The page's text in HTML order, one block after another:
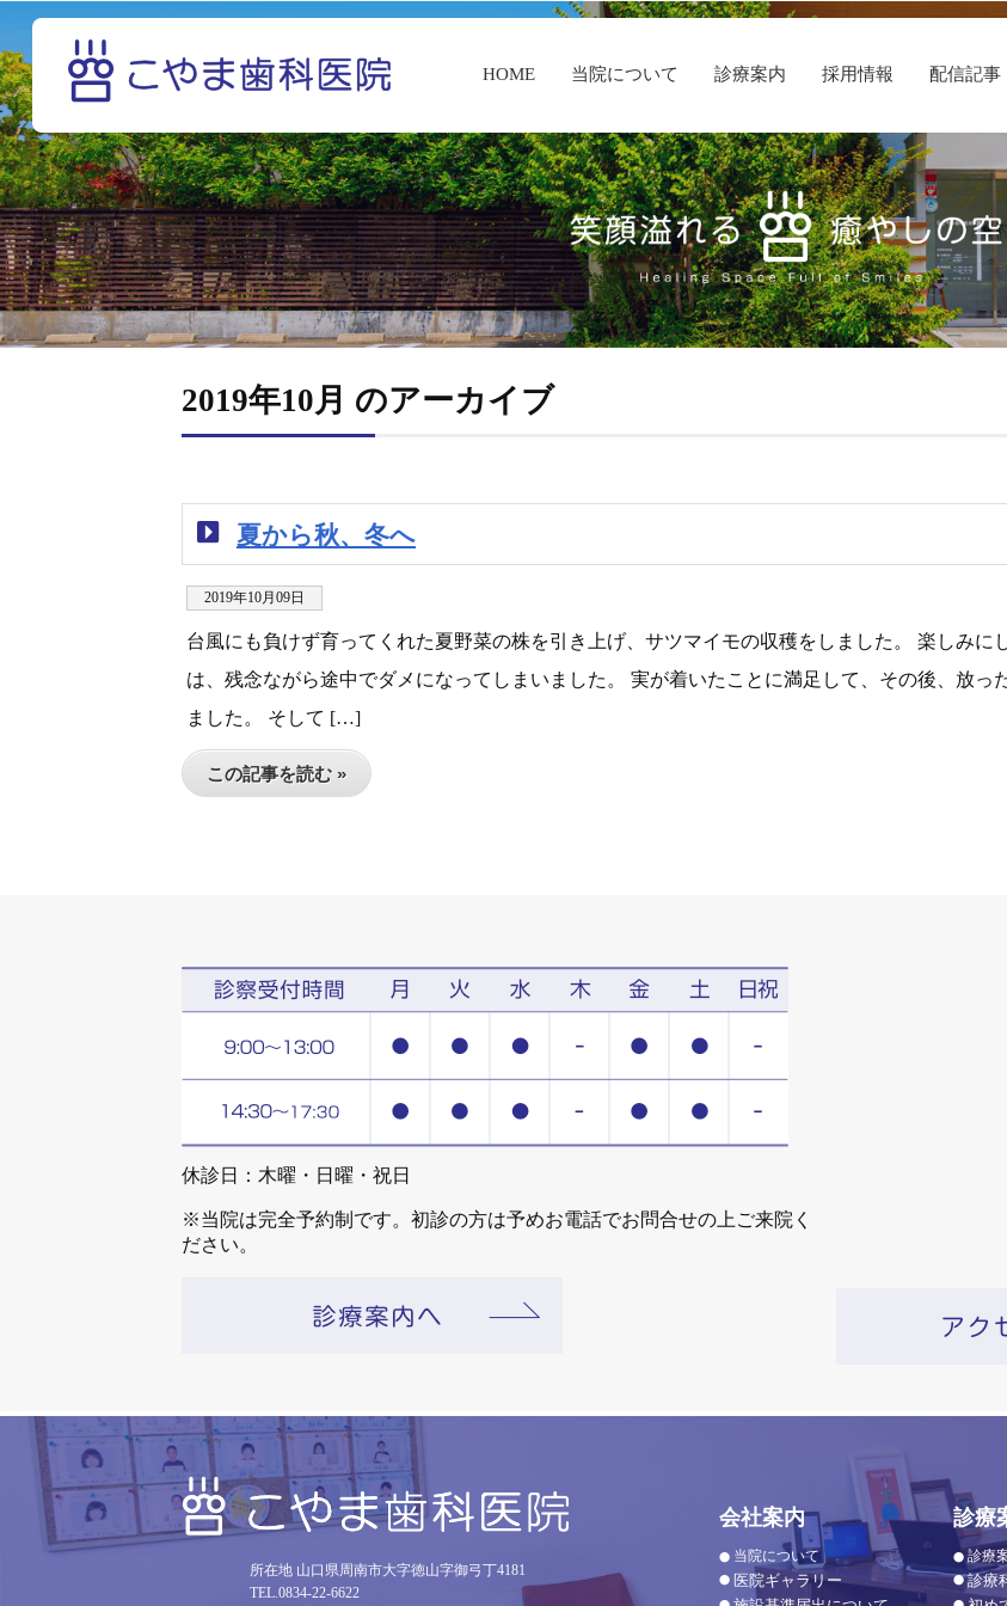
HOME 当院について 診療案内 採用情報 配信記事
2019年10月 のアーカイブ
夏から秋、冬へ
2019年10月09日
台風にも負けず育ってくれた夏野菜の株を引き上げ、サツマイモの収穫をしました。 楽しみに
は、残念ながら途中でダメになってしまいました。 実が着いたことに満足して、その後、放っ
ました。 そして […]
この記事を読む »
休診日：木曜・日曜・祝日
※当院は完全予約制です。初診の方は予めお電話でお問合せの上ご来院く
ださい。
所在地 山口県周南市大字徳山字御弓丁4181
TEL.0834-22-6622
会社案内
当院について
医院ギャラリー
診療
診療
診療